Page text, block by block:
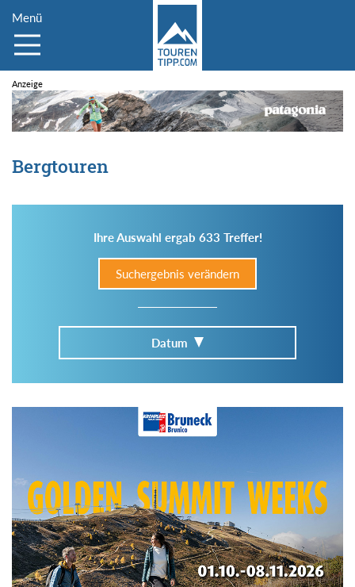
Menü
Bergtouren
Ihre Auswahl ergab 633 Treffer!
Suchergebnis verändern
Datum
Im Tourenarchiv suchen
Region: